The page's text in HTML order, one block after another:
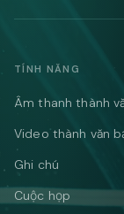
TÍNH NĂNG
Âm thanh thành
Video thành văn
Ghi chú
Cuộc họp